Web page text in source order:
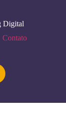
Digital
Contato